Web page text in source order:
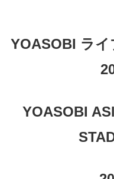
YOASOBI ライ
YOASOBI